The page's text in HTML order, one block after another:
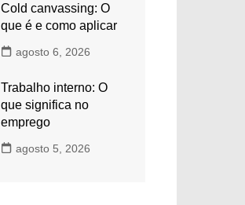
Cold canvassing: O
que é e como aplicar
agosto 6, 2026
Trabalho interno: O
que significa no
emprego
agosto 5, 2026